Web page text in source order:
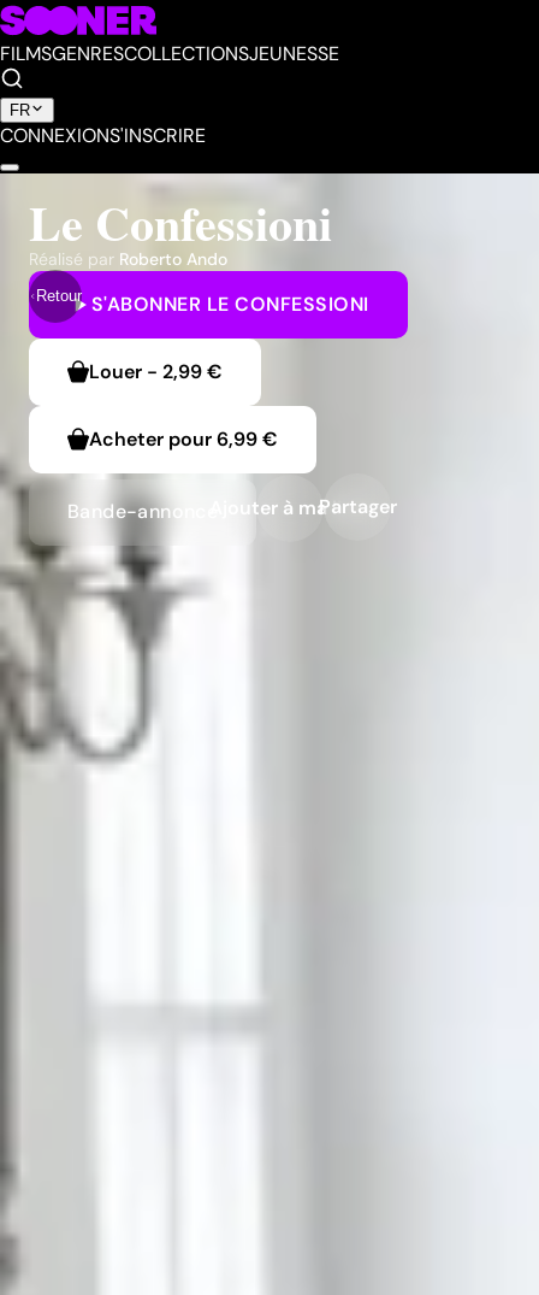
FILMSGENRESCOLLECTIONSJEUNESSE
FR
CONNEXIONS'INSCRIRE
Retour
Le Confessioni
Réalisé par Roberto Ando
S'ABONNER LE CONFESSIONI
Louer - 2,99 €
Acheter pour6,99 €
Bande-annonce Ajouter à ma liste
Partager